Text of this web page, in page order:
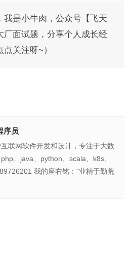
我是小牛肉，公众号【飞天
厂面试题，分享个人成长经
关注呀~）
序员
联网软件开发和设计，专注于大数
、java、python、scala、k8s、
我的座右铭："业精于勤荒